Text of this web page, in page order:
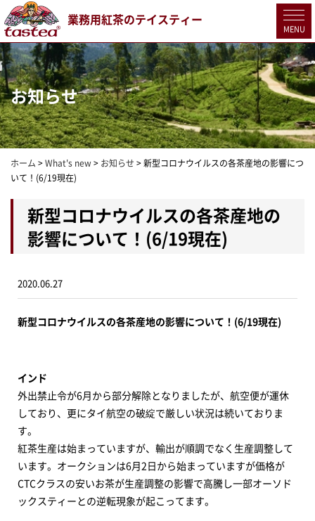
MENU
業務用紅茶のテイスティー
お知らせ
ホーム >What's new> お知らせ >新型コロナウイルスの各茶産地の影響につ
いて！(6/19現在)
新型コロナウイルスの各茶産地の
影響について！(6/19現在)
2020.06.27
新型コロナウイルスの各茶産地の影響について！(6/19現在)
インド
外出禁止令が6月から部分解除となりましたが、航空便が運休
しており、更にタイ航空の破綻で厳しい状況は続いておりま
す。
紅茶生産は始まっていますが、輸出が順調でなく生産調整して
います。オークションは6月2日から始まっていますが価格が
CTCクラスの安いお茶が生産調整の影響で高騰し一部オーソド
ックスティーとの逆転現象が起こってます。